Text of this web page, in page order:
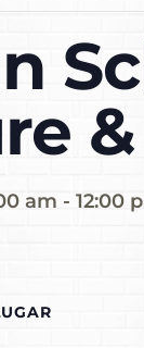
am - 12:00